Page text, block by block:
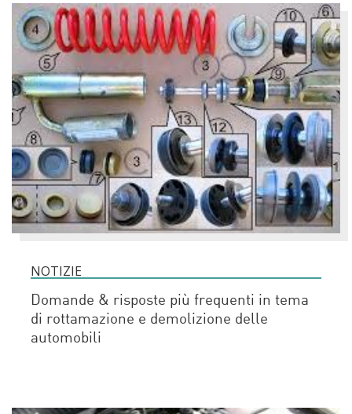
NOTIZIE
Domande & risposte più frequenti in tema
di rottamazione e demolizione delle
automobili